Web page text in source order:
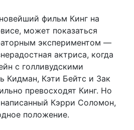
фильм Кинг на
может показаться
экспериментом —
актриса, когда
с голливудскими
Кидман, Кэти Бейтс и Зак
превосходят Кинг. Но
Кэрри Соломон,
положение.